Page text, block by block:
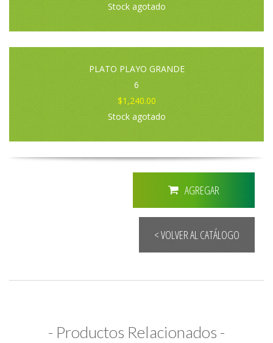
Stock agotado
PLATO PLAYO GRANDE
6
$1,240.00
Stock agotado
AGREGAR
< VOLVER AL CATÁLOGO
- Productos Relacionados -